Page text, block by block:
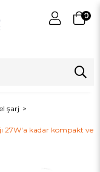
0
şarj
27W'a kadar kompakt ve